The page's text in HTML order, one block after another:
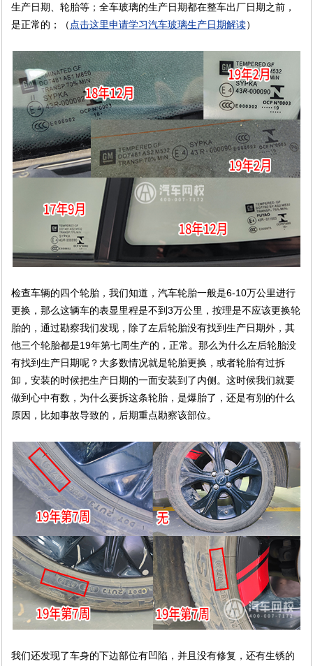
生产日期、轮胎等；全车玻璃的生产日期都在整车出厂日期之前，
是正常的；
（ 点击这里申请学习汽车玻璃生产日期解读）
检查车辆的四个轮胎，我们知道，汽车轮胎一般是6-10万公里进行
更换，那么这辆车的表显里程是不到3万公里，按理是不应该更换轮
胎的，通过勘察我们发现，除了左后轮胎没有找到生产日期外，其
他三个轮胎都是19年第七周生产的，正常。那么为什么左后轮胎没
有找到生产日期呢？大多数情况就是轮胎更换，或者轮胎有过拆
卸，安装的时候把生产日期的一面安装到了内侧。这时候我们就要
做到心中有数，为什么要拆这条轮胎，是爆胎了，还是有别的什么
原因，比如事故导致的，后期重点勘察该部位。
我们还发现了车身的下边部位有凹陷，并且没有修复，还有生锈的